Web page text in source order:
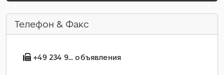
Телефон & Факс
+49 234 9... объявления